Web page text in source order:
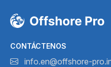
CONTÁCTENOS
info.en@offshore-